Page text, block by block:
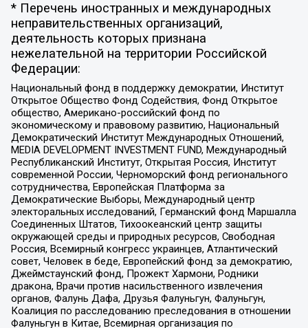
* Перечень иностранных и международных
неправительственных организаций,
деятельность которых признана
нежелательной на территории Российской
Федерации:
Национальный фонд в поддержку демократии, Институт
Открытое Общество Фонд Содействия, Фонд Открытое
общество, Американо-российский фонд по
экономическому и правовому развитию, Национальный
Демократический Институт Международных Отношений,
MEDIA DEVELOPMENT INVESTMENT FUND, Международный
Республиканский Институт, Открытая Россия, Институт
современной России, Черноморский фонд регионального
сотрудничества, Европейская Платформа за
Демократические Выборы, Международный центр
электоральных исследований, Германский фонд Маршалла
Соединенных Штатов, Тихоокеанский центр защиты
окружающей среды и природных ресурсов, Свободная
Россия, Всемирный конгресс украинцев, Атлантический
совет, Человек в беде, Европейский фонд за демократию,
Джеймстаунский фонд, Прожект Хармони, Родники
дракона, Врачи против насильственного извлечения
органов, Фалунь Дафа, Друзья Фалуньгун, Фалуньгун,
Коалиция по расследованию преследования в отношении
Фалуньгун в Китае, Всемирная организация по